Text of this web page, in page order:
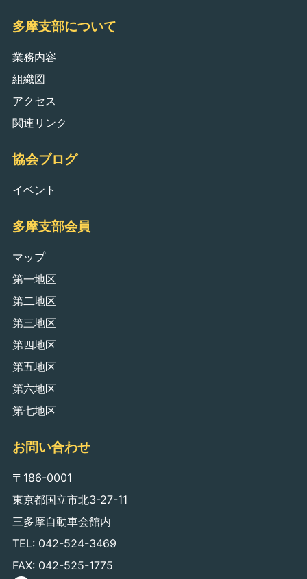
多摩支部について
業務内容
組織図
アクセス
関連リンク
協会ブログ
イベント
多摩支部会員
マップ
第一地区
第二地区
第三地区
第四地区
第五地区
第六地区
第七地区
お問い合わせ
〒186-0001
東京都国立市北3-27-11
三多摩自動車会館内
TEL: 042-524-3469
FAX: 042-525-1775